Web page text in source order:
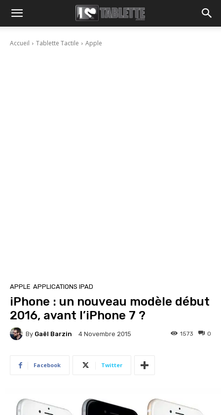
Accueil Tablette Tactile Apple
APPLE APPLICATIONS IPAD
iPhone : un nouveau modèle début
2016, avant l’iPhone 7 ?
By Gaël Barzin 4 Novembre 2015 0
1573
Facebook Twitter